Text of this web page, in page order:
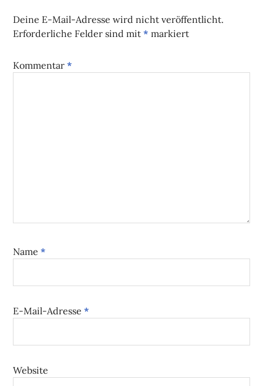
Deine E-Mail-Adresse wird nicht veröffentlicht.
Erforderliche Felder sind mit* markiert
Kommentar*
Name*
E-Mail-Adresse*
Website